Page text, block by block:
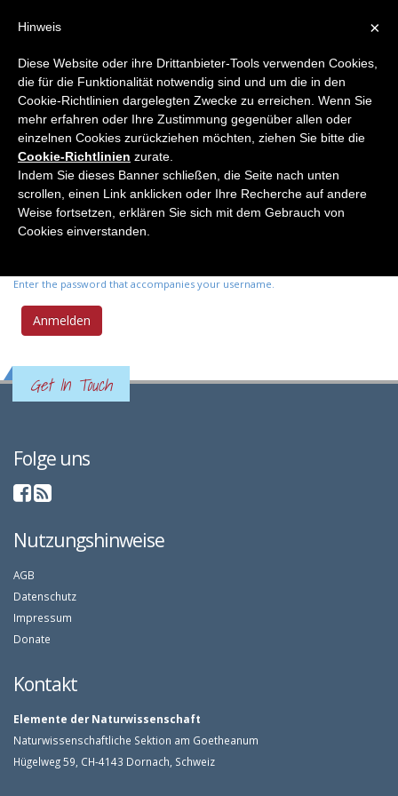
Primary tabs
Anmelden(active
tab)
Neues Passwort anfordern
Benutzername*
Enter your Elemente der Naturwissenschaft username.
Passwort *
Enter the password that accompanies your username.
Get In Touch
Folge uns
Nutzungshinweise
AGB
Datenschutz
Impressum
Donate
Kontakt
Elemente der Naturwissenschaft
Naturwissenschaftliche Sektion am Goetheanum
Hügelweg 59, CH-4143 Dornach, Schweiz
×
Hinweis
Diese Website oder ihre Drittanbieter-Tools verwenden Cookies,
die für die Funktionalität notwendig sind und um die in den
Cookie-Richtlinien dargelegten Zwecke zu erreichen. Wenn Sie
mehr erfahren oder Ihre Zustimmung gegenüber allen oder
einzelnen Cookies zurückziehen möchten, ziehen Sie bitte die
Cookie-Richtlinien zurate.
Indem Sie dieses Banner schließen, die Seite nach unten
scrollen, einen Link anklicken oder Ihre Recherche auf andere
Weise fortsetzen, erklären Sie sich mit dem Gebrauch von
Cookies einverstanden.